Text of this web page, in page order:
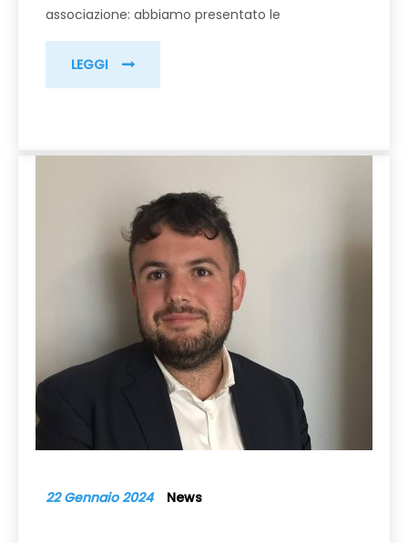
associazione: abbiamo presentato le
LEGGI
22 Gennaio 2024 News